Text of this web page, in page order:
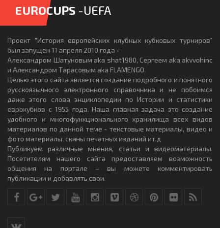
EUROCUPS -UEFA
Проект "История европейских клубных кубковых турниров"
был запущен 11 апреля 2010 года -
Александром Шатуновым aka shat1980, Сергеем aka akvvohinc
и Александром Тарасовым aka FLAMENGO.
Целью этого сайта является создание подробного и понятного
русскоязычного электронного справочника и не побоимся
даже этого слова энциклопедии по Истории и статистики
еврокубков с 1955 года. Наша главная задача это создание
удобного и многофункционального хранилища всех видов
материалов по данной теме - текстовые материалы, видео и
фото материалы, сканы печатных изданий ит.д
Публикуем различные мнения, статьи и видеоматериалы.
Посетителям нашего сайта предоставляем возможность
общения на портале – вы можете комментировать
публикации и добавлять свои.